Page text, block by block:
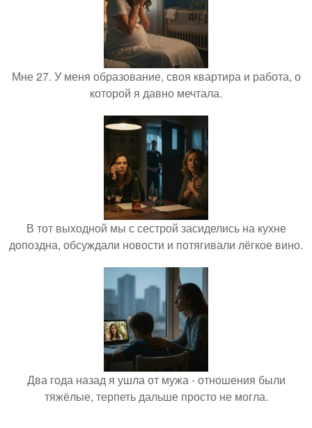
Мне 27. У меня образование, своя квартира и работа, о
которой я давно мечтала.
В тот выходной мы с сестрой засиделись на кухне
допоздна, обсуждали новости и потягивали лёгкое вино.
Два года назад я ушла от мужа - отношения были
тяжёлые, терпеть дальше просто не могла.